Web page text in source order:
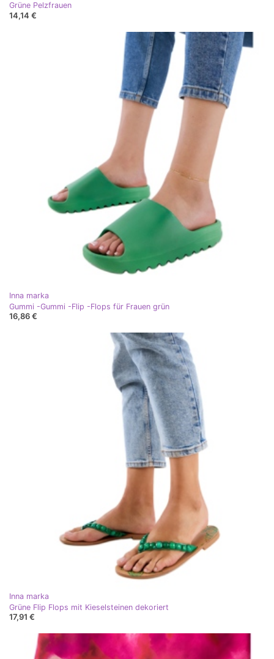
Grüne Pelzfrauen
14,14 €
Inna marka
Gummi -Gummi -Flip -Flops für Frauen grün
16,86 €
Inna marka
Grüne Flip Flops mit Kieselsteinen dekoriert
17,91 €